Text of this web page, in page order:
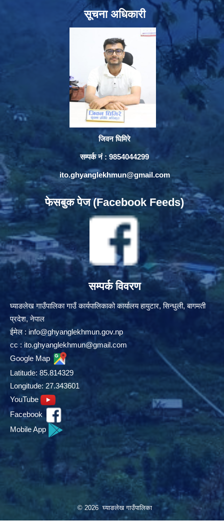
सूचना अधिकारी
जिवन घिमिरे
सम्पर्क नं : 9854044299
ito.ghyanglekhmun@gmail.com
फेसबुक पेज (Facebook Feeds)
सम्पर्क विवरण
घ्याङलेख गाउँपालिका गाउँ कार्यपालिकाको कार्यालय हायुटार, सिन्धुली, बागमती
प्रदेश, नेपाल
ईमेल : info@ghyanglekhmun.gov.np
cc : ito.ghyanglekhmun@gmail.com
Google Map
Latitude: 85.814329
Longitude: 27.343601
YouTube
Facebook
Mobile App
© 2026 घ्याङलेख गाउँपालिका